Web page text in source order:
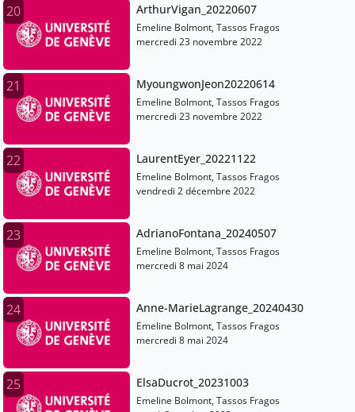
20 ArthurVigan_20220607
Emeline Bolmont, Tassos Fragos
mercredi 23 novembre 2022
21 MyoungwonJeon20220614
Emeline Bolmont, Tassos Fragos
mercredi 23 novembre 2022
22 LaurentEyer_20221122
Emeline Bolmont, Tassos Fragos
vendredi 2 décembre 2022
23 AdrianoFontana_20240507
Emeline Bolmont, Tassos Fragos
mercredi 8 mai 2024
24 Anne-MarieLagrange_20240430
Emeline Bolmont, Tassos Fragos
mercredi 8 mai 2024
25 ElsaDucrot_20231003
Emeline Bolmont, Tassos Fragos